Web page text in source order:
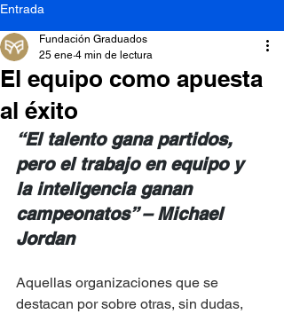
Entrada
El equipo como apuesta
al éxito
Fundación Graduados
25 ene 4 min de lectura
“El talento gana partidos,
pero el trabajo en equipo y
la inteligencia ganan
campeonatos” – Michael
Jordan
Aquellas organizaciones que se
destacan por sobre otras, sin dudas,